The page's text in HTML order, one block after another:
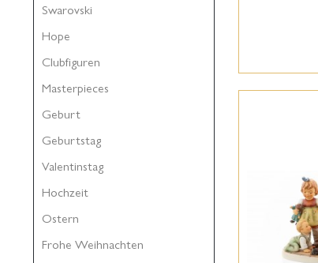
Swarovski
Hope
Clubfiguren
Masterpieces
Geburt
Geburtstag
Valentinstag
Hochzeit
Ostern
Frohe Weihnachten